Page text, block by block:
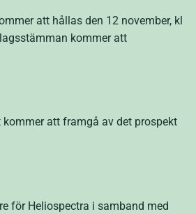
att hållas den 12 november, kl
kommer att
att framgå av det prospekt
för Heliospectra i samband med